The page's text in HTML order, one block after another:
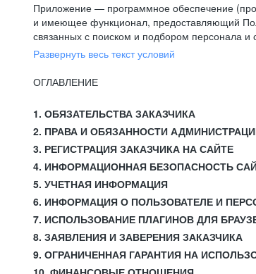
Приложение — программное обеспечение
и имеющее функционал, предоставляющий
связанных с поиском и подбором персонала
Развернуть весь текст условий
ОГЛАВЛЕНИЕ
1. ОБЯЗАТЕЛЬСТВА ЗАКАЗЧИКА
2. ПРАВА И ОБЯЗАННОСТИ
3. РЕГИСТРАЦИЯ ЗАКАЗЧИКА НА САЙТЕ
4. ИНФОРМАЦИОННАЯ БЕЗОПАСНОСТЬ
5. УЧЕТНАЯ ИНФОРМАЦИЯ
6. ИНФОРМАЦИЯ О ПОЛЬЗОВАТЕЛЕ И
7. ИСПОЛЬЗОВАНИЕ ПЛАГИНОВ ДЛЯ
8. ЗАЯВЛЕНИЯ И ЗАВЕРЕНИЯ ЗАКАЗЧИКА
9. ОГРАНИЧЕННАЯ ГАРАНТИЯ НА